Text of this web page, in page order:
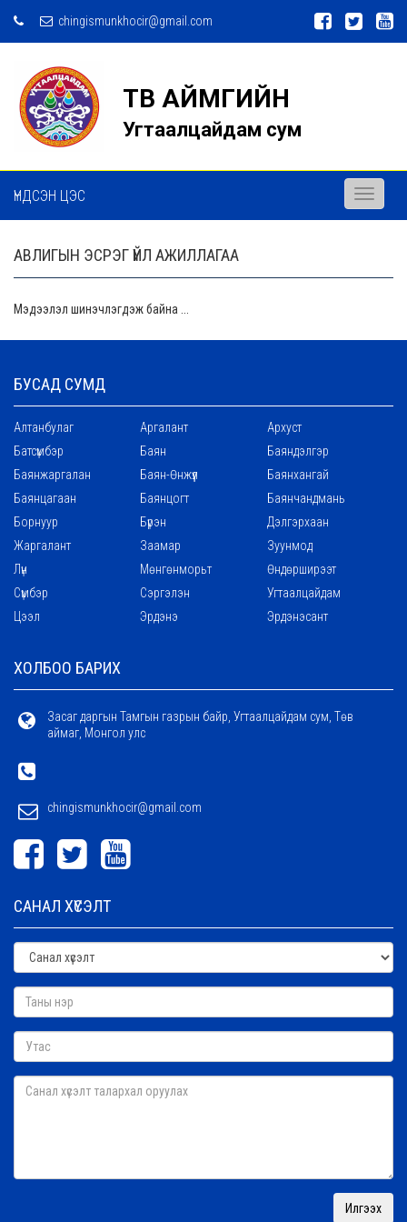
chingismunkhocir@gmail.com
ТӨВ АЙМГИЙН
Угтаалцайдам сум
ҮНДСЭН ЦЭС
Toggle
АВЛИГЫН ЭСРЭГ ҮЙЛ АЖИЛЛАГАА
Мэдээлэл шинэчлэгдэж байна ...
БУСАД СУМД
Алтанбулаг Аргалант
Архуст
Батсүмбэр
Баян
Баяндэлгэр
Баянжаргалан
Баян-Өнжүүл
Баянхангай
Баянцагаан
Баянцогт
Баянчандмань
Борнуур
Бүрэн
Дэлгэрхаан
Жаргалант
Заамар
Зуунмод
Лүн
Мөнгөнморьт
Өндөрширээт
Сүмбэр
Сэргэлэн
Угтаалцайдам
Цээл
Эрдэнэ Эрдэнэсант
ХОЛБОО БАРИХ
Засаг даргын Тамгын газрын байр, Угтаалцайдам сум, Төв
аймаг, Монгол улс
chingismunkhocir@gmail.com
САНАЛ ХҮСЭЛТ